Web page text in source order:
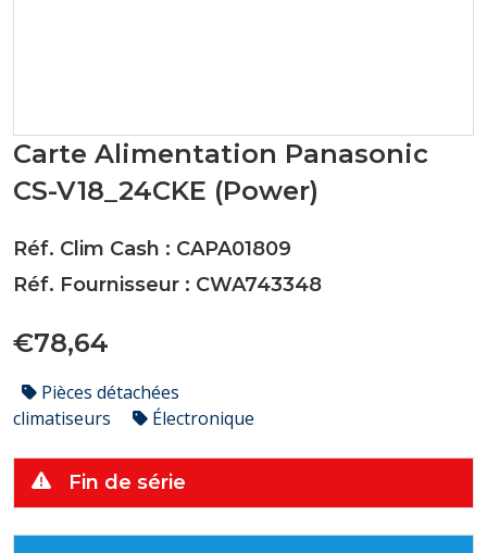
Carte Alimentation Panasonic
CS-V18_24CKE (Power)
Réf. Clim Cash : CAPA01809
Réf. Fournisseur : CWA743348
€78,64
Pièces détachées
climatiseurs
Électronique
Fin de série